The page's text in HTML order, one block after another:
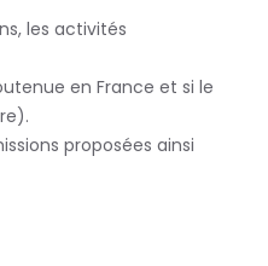
les activités
en France et si le
proposées ainsi